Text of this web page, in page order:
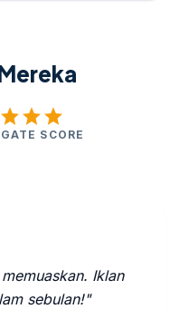
starstarstar
SCORE
Iklan
sebulan!"